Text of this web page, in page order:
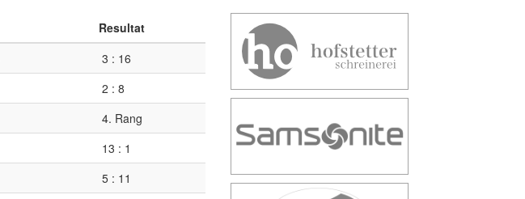
Resultat
3 : 16
2 : 8
4. Rang
13 : 1
5 : 11